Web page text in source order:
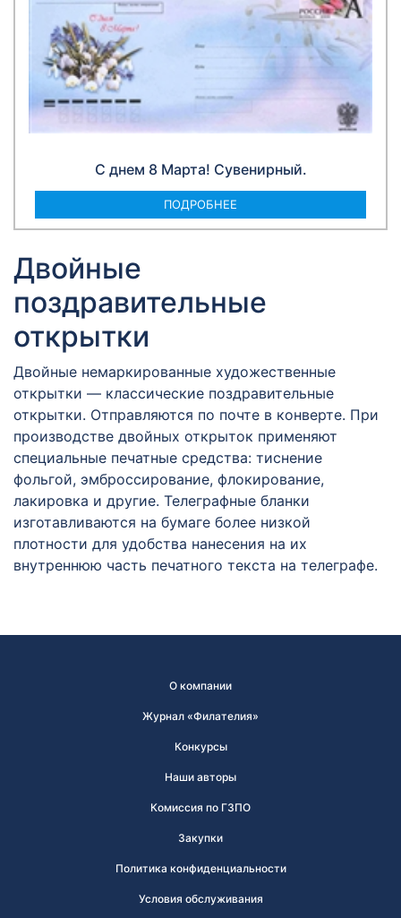
С днем 8 Марта! Сувенирный.
ПОДРОБНЕЕ
Двойные
поздравительные
открытки
Двойные немаркированные художественные
открытки — классические поздравительные
открытки. Отправляются по почте в конверте. При
производстве двойных открыток применяют
специальные печатные средства: тиснение
фольгой, эмброссирование, флокирование,
лакировка и другие. Телеграфные бланки
изготавливаются на бумаге более низкой
плотности для удобства нанесения на их
внутреннюю часть печатного текста на телеграфе.
О компании
Журнал «Филателия»
Конкурсы
Наши авторы
Комиссия по ГЗПО
Закупки
Политика конфиденциальности
Условия обслуживания